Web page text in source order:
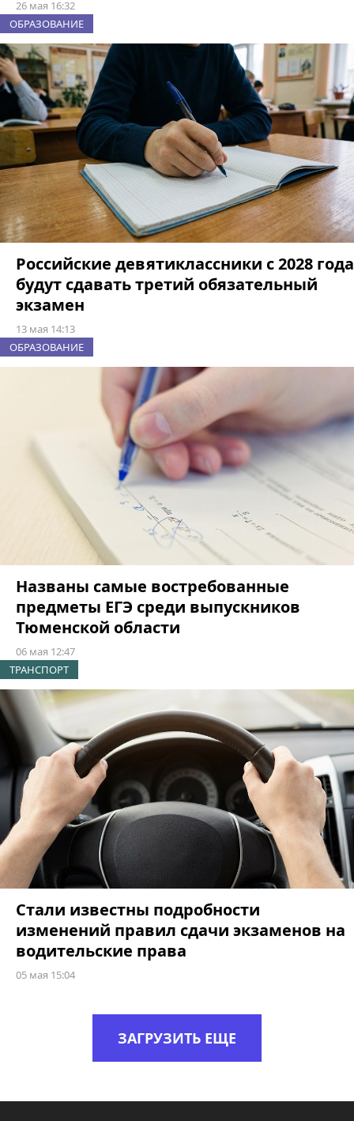
26 мая 16:32
ОБРАЗОВАНИЕ
Российские девятиклассники с 2028 года
будут сдавать третий обязательный
экзамен
13 мая 14:13
ОБРАЗОВАНИЕ
Названы самые востребованные
предметы ЕГЭ среди выпускников
Тюменской области
06 мая 12:47
ТРАНСПОРТ
Стали известны подробности
изменений правил сдачи экзаменов на
водительские права
05 мая 15:04
ЗАГРУЗИТЬ ЕЩЕ